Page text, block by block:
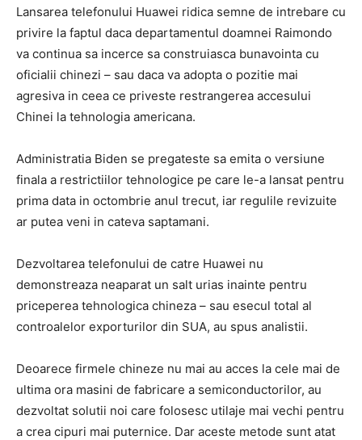
Lansarea telefonului Huawei ridica semne de intrebare cu
privire la faptul daca departamentul doamnei Raimondo
va continua sa incerce sa construiasca bunavointa cu
oficialii chinezi – sau daca va adopta o pozitie mai
agresiva in ceea ce priveste restrangerea accesului
Chinei la tehnologia americana.
Administratia Biden se pregateste sa emita o versiune
finala a restrictiilor tehnologice pe care le-a lansat pentru
prima data in octombrie anul trecut, iar regulile revizuite
ar putea veni in cateva saptamani.
Dezvoltarea telefonului de catre Huawei nu
demonstreaza neaparat un salt urias inainte pentru
priceperea tehnologica chineza – sau esecul total al
controalelor exporturilor din SUA, au spus analistii.
Deoarece firmele chineze nu mai au acces la cele mai de
ultima ora masini de fabricare a semiconductorilor, au
dezvoltat solutii noi care folosesc utilaje mai vechi pentru
a crea cipuri mai puternice. Dar aceste metode sunt atat